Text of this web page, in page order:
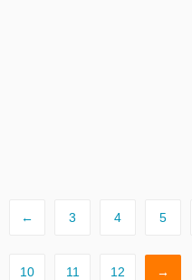
← 3 4 5
10 11 12 →